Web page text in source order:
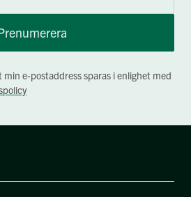
e-postaddress sparas i enlighet med